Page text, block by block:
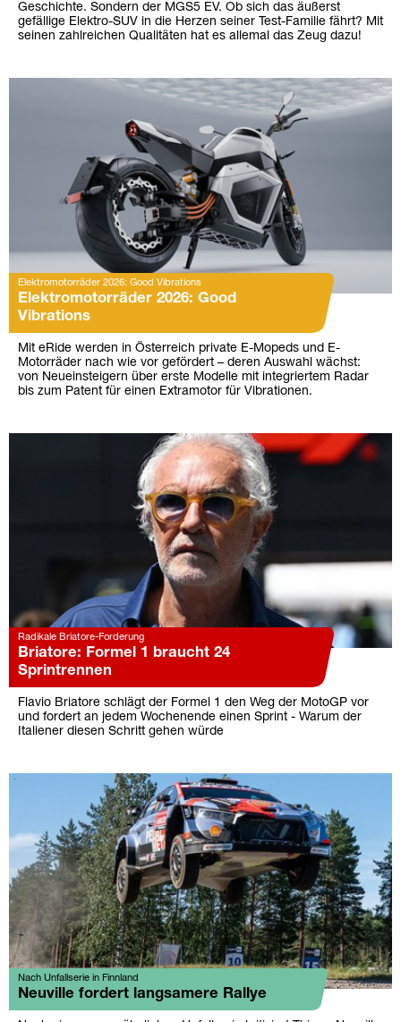
Geschichte. Sondern der MGS5 EV. Ob sich das äußerst
gefällige Elektro-SUV in die Herzen seiner Test-Familie fährt? Mit
seinen zahlreichen Qualitäten hat es allemal das Zeug dazu!
Elektromotorräder 2026: Good Vibrations
Elektromotorräder 2026: Good
Vibrations
Mit eRide werden in Österreich private E-Mopeds und E-
Motorräder nach wie vor gefördert – deren Auswahl wächst:
von Neueinsteigern über erste Modelle mit integriertem Radar
bis zum Patent für einen Extramotor für Vibrationen.
Radikale Briatore-Forderung
Briatore: Formel 1 braucht 24
Sprintrennen
Flavio Briatore schlägt der Formel 1 den Weg der MotoGP vor
und fordert an jedem Wochenende einen Sprint - Warum der
Italiener diesen Schritt gehen würde
Nach Unfallserie in Finnland
Neuville fordert langsamere Rallye